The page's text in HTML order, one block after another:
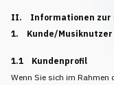
II. Informationen zur
1. Kunde/Musiknutzer
1.1 Kundenprofil
Wenn Sie sich im Rahmen